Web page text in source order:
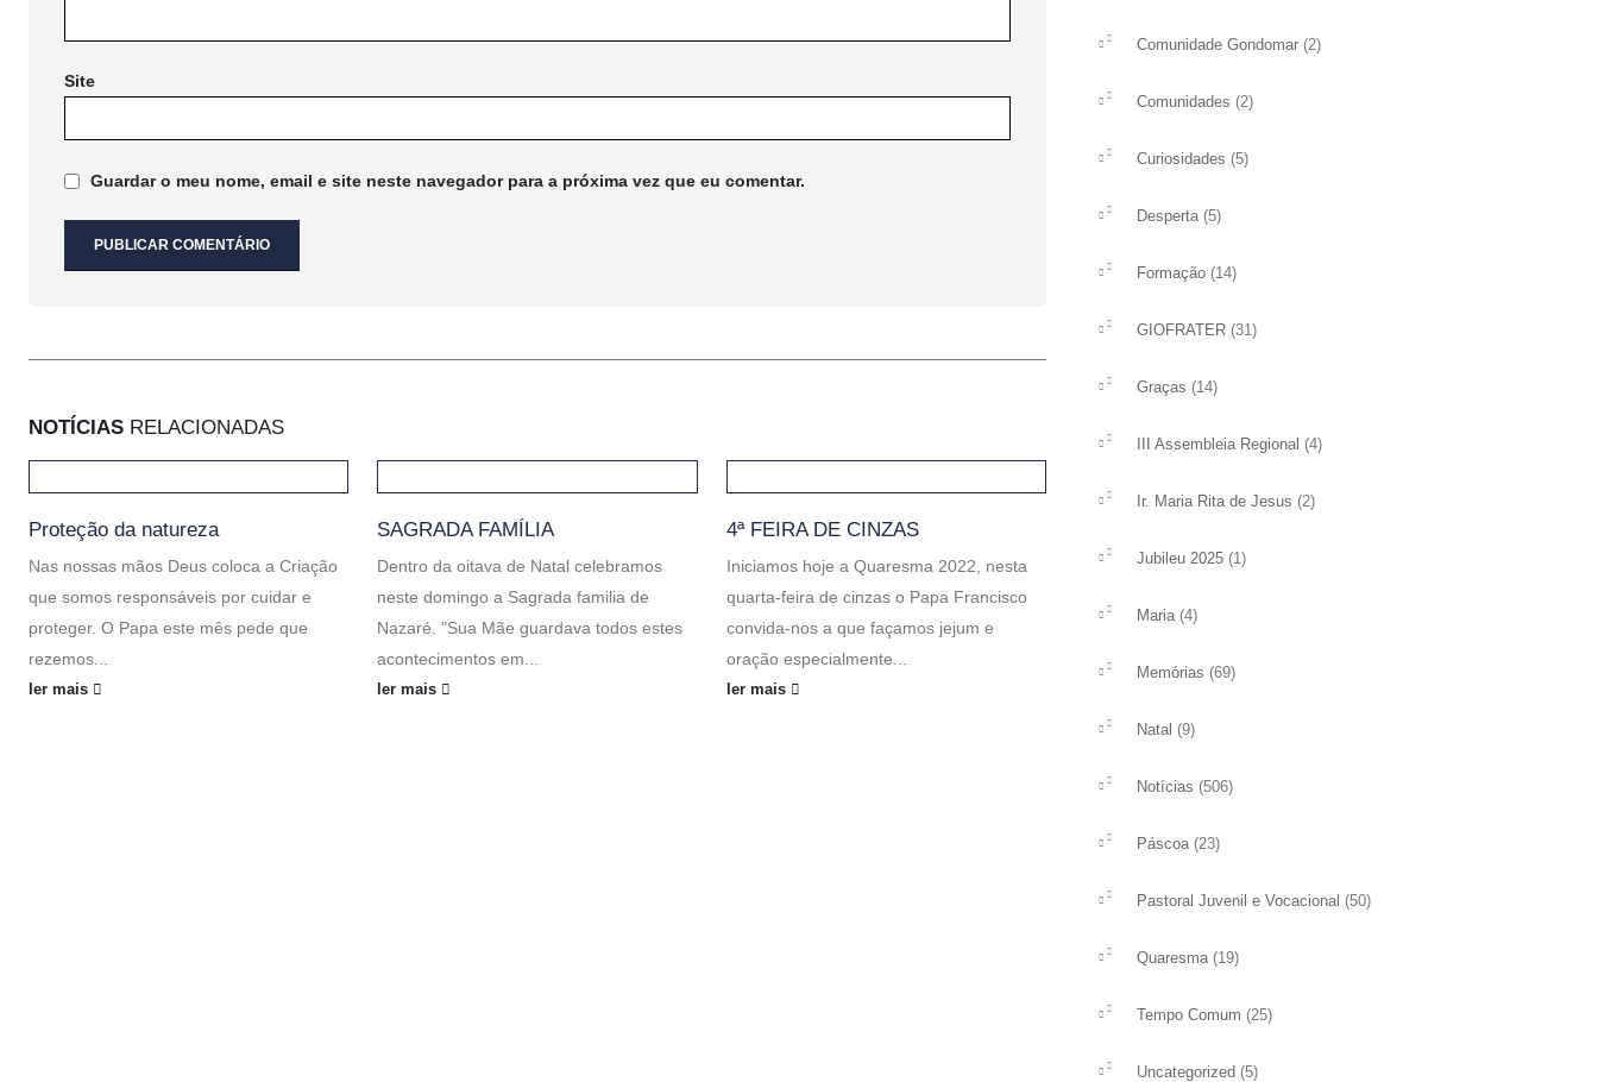
Site
Guardar o meu nome, email e site neste navegador para a próxima vez que eu comentar.
NOTÍCIAS RELACIONADAS
Proteção da natureza
Nas nossas mãos Deus coloca a Criação
que somos responsáveis por cuidar e
proteger. O Papa este mês pede que
rezemos...
ler mais
SAGRADA FAMÍLIA
Dentro da oitava de Natal celebramos
neste domingo a Sagrada familia de
Nazaré. "Sua Mãe guardava todos estes
acontecimentos em...
ler mais
4ª FEIRA DE CINZAS
Iniciamos hoje a Quaresma 2022, nesta
quarta-feira de cinzas o Papa Francisco
convida-nos a que façamos jejum e
oração especialmente...
ler mais
Sociais
FRANCISCO PARA O XLIX DIA MUNDIAL
Comunicar a família: ambiente
Comunidade Gondomar (2)
Comunidades (2)
Curiosidades (5)
Desperta (5)
Formação (14)
GIOFRATER (31)
Graças (14)
III Assembleia Regional (4)
Ir. Maria Rita de Jesus (2)
Jubileu 2025 (1)
Maria (4)
Memórias (69)
Natal (9)
Notícias (506)
Páscoa (23)
Pastoral Juvenil e Vocacional (50)
Quaresma (19)
Tempo Comum (25)
Uncategorized (5)